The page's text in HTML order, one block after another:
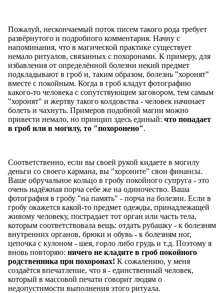
Пожалуй, нескончаемый поток писем такого рода требует
развёрнутого и подробного комментария. Начну с
напоминания, что в магической практике существует
немало ритуалов, связанных с похоронами. К примеру, для
избавления от определённой болезни некий предмет
подкладывают в гроб и, таким образом, болезнь "хоронят"
вместе с покойным. Когда в гроб кладут фотографию
какого-то человека с сопутствующим заговором, тем самым
"хоронят" и жертву такого колдовства - человек начинает
болеть и чахнуть. Примеров подобной магии можно
привести немало, но принцип здесь единый: что попадает
в гроб или в могилу, то "похоронено".
Соответственно, если вы своей рукой кидаете в могилу
деньги со своего кармана, вы "хороните" свои финансы.
Ваше обручальное кольцо в гробу покойного супруга - это
очень надёжная порча себе же на одиночество. Ваша
фотография в гробу "на память" - порча на болезни. Если в
гробу окажется какой-то предмет одежды, принадлежащей
живому человеку, пострадает тот орган или часть тела,
которым соответствовала вещь: отдать рубашку - к болезням
внутренних органов, брюки и обувь - к болезням ног,
цепочка с кулоном - шея, горло либо грудь и т.д. Поэтому я
вновь повторяю: ничего не кладите в гроб покойного
родственника при похоронах! К сожалению, у меня
создаётся впечатление, что я - единственный человек,
который в массовой печати говорит людям о
недопустимости выполнения этого ритуала.